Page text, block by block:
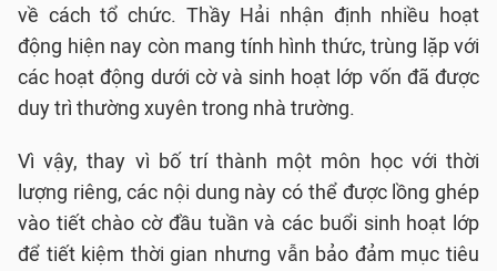
về cách tổ chức. Thầy Hải nhận định nhiều hoạt
động hiện nay còn mang tính hình thức, trùng lặp với
các hoạt động dưới cờ và sinh hoạt lớp vốn đã được
duy trì thường xuyên trong nhà trường.
Vì vậy, thay vì bố trí thành một môn học với thời
lượng riêng, các nội dung này có thể được lồng ghép
vào tiết chào cờ đầu tuần và các buổi sinh hoạt lớp
để tiết kiệm thời gian nhưng vẫn bảo đảm mục tiêu